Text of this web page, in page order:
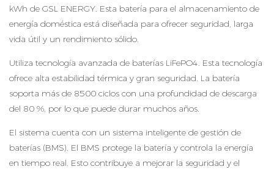
kWh de GSL ENERGY. Esta batería para el almacenamiento de
energía doméstica está diseñada para ofrecer seguridad, larga
vida útil y un rendimiento sólido.
Utiliza tecnología avanzada de baterías LiFePO4. Esta tecnología
ofrece alta estabilidad térmica y gran seguridad. La batería
soporta más de 8500 ciclos con una profundidad de descarga
del 80 %, por lo que puede durar muchos años.
El sistema cuenta con un sistema inteligente de gestión de
baterías (BMS). El BMS protege la batería y controla la energía
en tiempo real. Esto contribuye a mejorar la seguridad y el